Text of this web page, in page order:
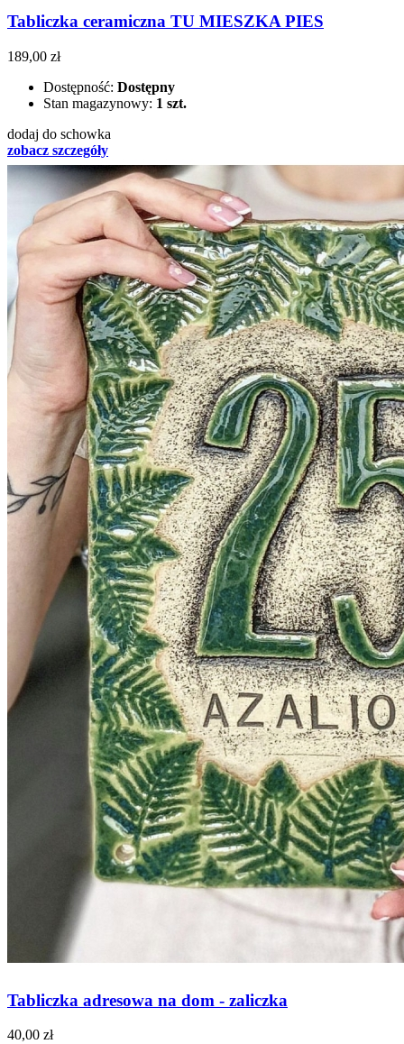
Tabliczka ceramiczna TU MIESZKA PIES
189,00 zł
Dostępność: Dostępny
Stan magazynowy: 1 szt.
dodaj do schowka
zobacz szczegóły
Tabliczka adresowa na dom - zaliczka
40,00 zł